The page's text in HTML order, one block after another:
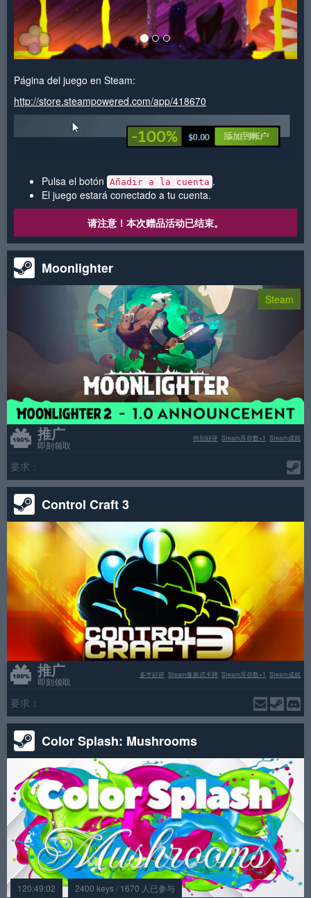
Página del juego en Steam:
http://store.steampowered.com/app/418670
Pulsa el botón Añadir a la cuenta .
El juego estará conectado a tu cuenta.
请注意！本次赠品活动已结束。
Moonlighter
Steam
推广
即刻领取
Steam成就
Steam库存数+1
特别好评
要求：
Control Craft 3
推广
即刻领取
Steam成就
Steam库存数+1
Steam集换式卡牌
多半好评
要求：
Color Splash: Mushrooms
120:49:02 2400 keys / 1670 人已参与